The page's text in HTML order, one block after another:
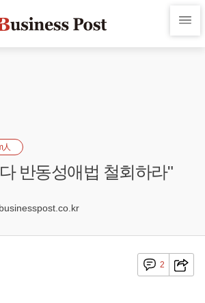
人
반동성애법 철회하라"
2